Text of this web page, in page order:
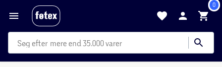
0
mere end 35.000 varer